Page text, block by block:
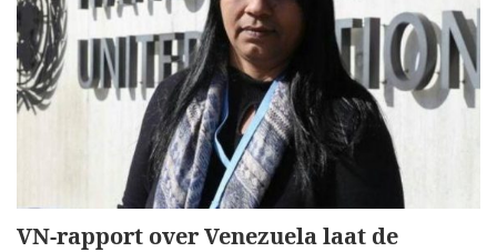
VN-rapport over Venezuela laat de